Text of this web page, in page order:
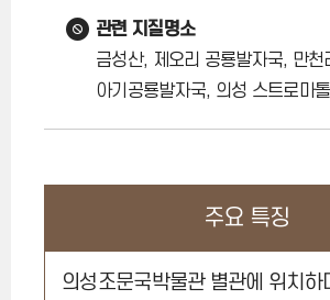
관련 지질명소
금성산, 제오리 공룡발자국, 만천
아기공룡발자국, 의성 스트로마
주요 특징
의성조문국박물관 별관에 위치하